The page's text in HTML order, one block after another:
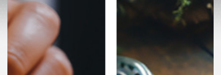
เพล
ย์
ลิ
สต์
แนะนำ